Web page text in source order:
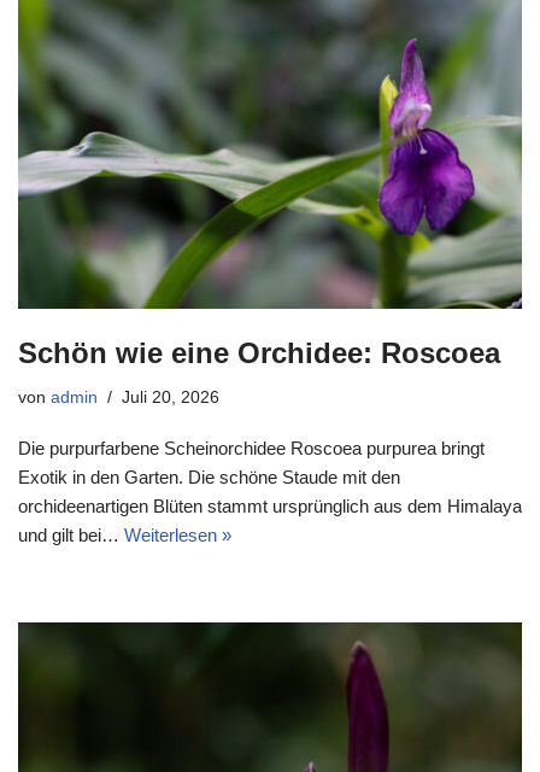
Schön wie eine Orchidee: Roscoea
von admin Juli 20, 2026
Die purpurfarbene Scheinorchidee Roscoea purpurea bringt
Exotik in den Garten. Die schöne Staude mit den
orchideenartigen Blüten stammt ursprünglich aus dem Himalaya
und gilt bei… Weiterlesen »